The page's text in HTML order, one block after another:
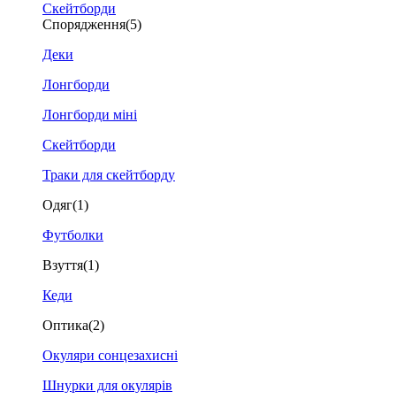
Скейтборди
Спорядження(5)
Деки
Лонгборди
Лонгборди міні
Скейтборди
Траки для скейтборду
Одяг(1)
Футболки
Взуття(1)
Кеди
Оптика(2)
Окуляри сонцезахисні
Шнурки для окулярів